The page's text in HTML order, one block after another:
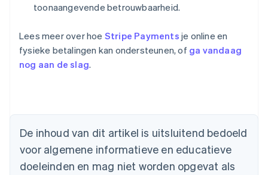
toonaangevende betrouwbaarheid.
Lees meer over hoe Stripe Payments je online en
fysieke betalingen kan ondersteunen, of ga vandaag
nog aan de slag.
De inhoud van dit artikel is uitsluitend bedoeld
voor algemene informatieve en educatieve
doeleinden en mag niet worden opgevat als
Australië
English
België
NederlandsFrançaisDeutschEnglish
Brazilië